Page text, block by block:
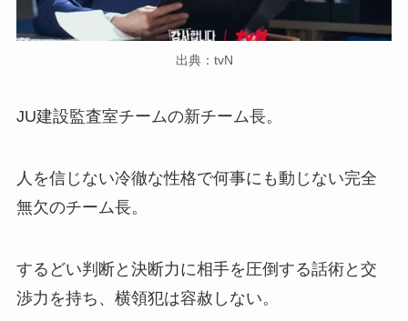
出典：tvN
JU建設監査室チームの新チーム長。
人を信じない冷徹な性格で何事にも動じない完全
無欠のチーム長。
するどい判断と決断力に相手を圧倒する話術と交
渉力を持ち、横領犯は容赦しない。